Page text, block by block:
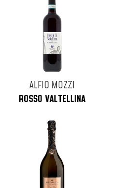
ALFIO MOZZI
ROSSO VALTELLINA